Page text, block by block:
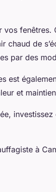
fenêtres.
chaud de
par des
est
et
à